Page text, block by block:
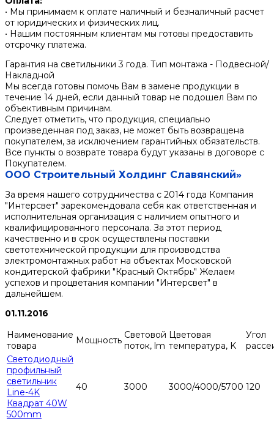
• Мы принимаем к оплате наличный и безналичный расчет
от юридических и физических лиц.
• Нашим постоянным клиентам мы готовы предоставить
отсрочку платежа.
Гарантия на светильники 3 года. Тип монтажа - Подвесной/
Накладной
Мы всегда готовы помочь Вам в замене продукции в
течение 14 дней, если данный товар не подошел Вам по
объективным причинам.
Следует отметить, что продукция, специально
произведенная под заказ, не может быть возвращена
покупателем, за исключением гарантийных обязательств.
Все пункты о возврате товара будут указаны в договоре с
Покупателем.
ООО Строительный Холдинг Славянский»
За время нашего сотрудничества с 2014 года Компания
"Интерсвет" зарекомендовала себя как ответственная и
исполнительная организация с наличием опытного и
квалифицированного персонала. За этот период
качественно и в срок осуществлены поставки
светотехнической продукции для производства
электромонтажных работ на объектах Московской
кондитерской фабрики "Красный Октябрь" Желаем
успехов и процветания компании "Интерсвет" в
дальнейшем.
01.11.2016
Наименование
товара
Мощность Световой
поток, lm
Цветовая
температура, K
Угол
Светодиодный
профильный
светильник
Line-4K
Квадрат 40W
500mm
40 3000 3000/4000/5700 120